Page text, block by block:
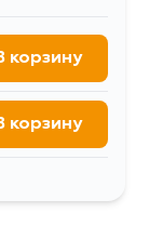
корзину
корзину